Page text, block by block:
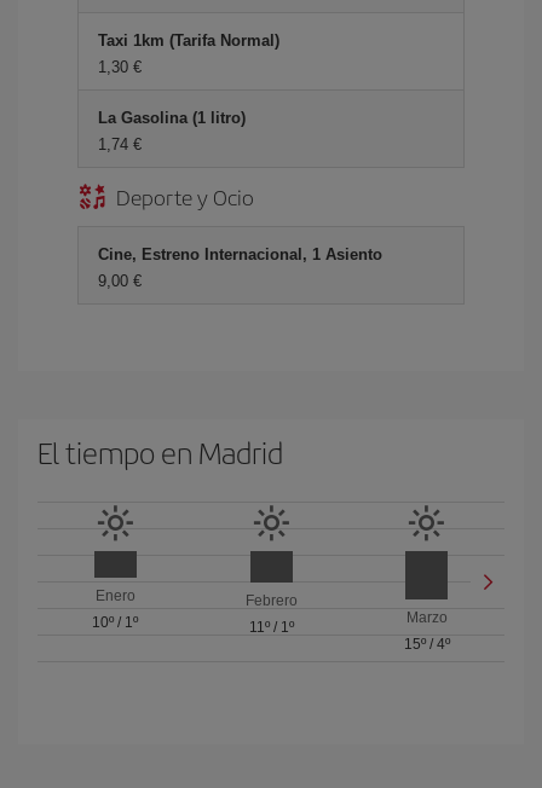
Taxi 1km (Tarifa Normal)
1,30 €
La Gasolina (1 litro)
1,74 €
Deporte y Ocio
Cine, Estreno Internacional, 1 Asiento
9,00 €
El tiempo en Madrid
Enero
10º / 1º
Febrero
11º/ 1º
Marzo
15º/ 4º